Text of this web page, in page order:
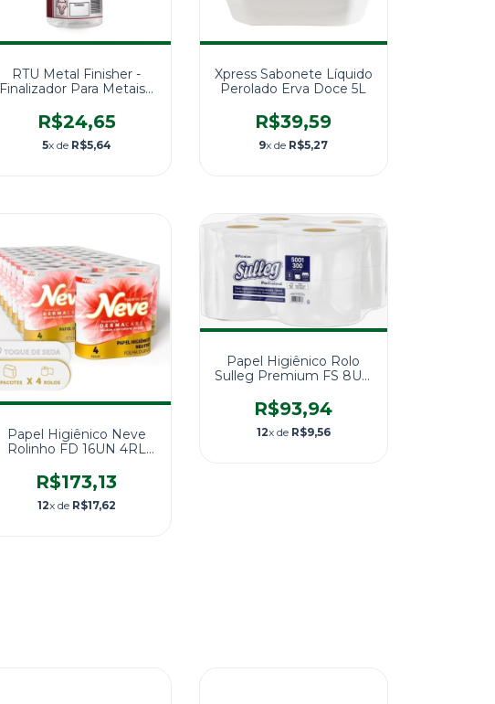
RTU Metal Finisher -
Finalizador Para Metais -
R$24,65
5x de R$5,64
Xpress Sabonete Líquido
Perolado Erva Doce 5L
R$39,59
9x de R$5,27
Papel Higiênico Neve
Rolinho FD 16UN 4RL
R$173,13
12x de R$17,62
Papel Higiênico Rolo
Sulleg Premium FS 8UN
R$93,94
12x de R$9,56